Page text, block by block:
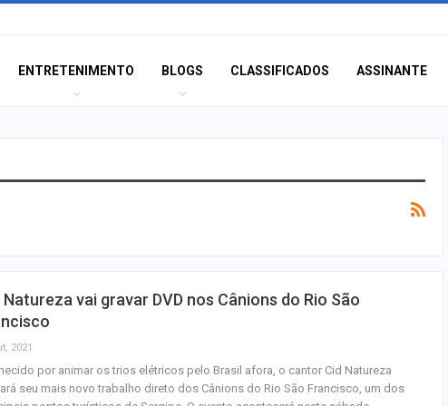
ENTRETENIMENTO BLOGS CLASSIFICADOS ASSINANTE
Natureza vai gravar DVD nos Cânions do Rio São
2021
por animar os trios elétricos pelo Brasil afora, o cantor Cid Natureza
seu mais novo trabalho direto dos Cânions do Rio São Francisco, um dos
Homem é preso no Bairro
Champagne: Uma Viagem
de Pai e Filho
A Fabulosa Maquina do
Tempo